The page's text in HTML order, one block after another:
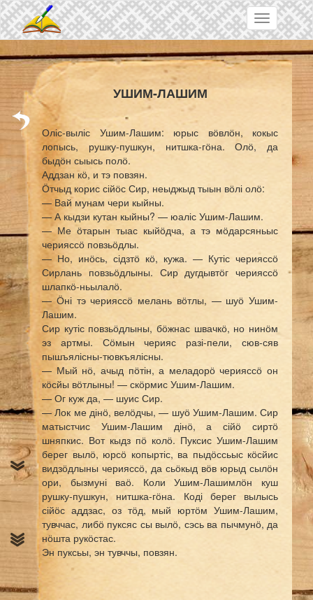
Skip to main content
Toggle
navigation
УШИМ-ЛАШИМ
Оліс-выліс Ушим-Лашим: юрыс вӧвлӧн, кокыс
лопысь, рушку-пушкун, нитшка-гӧна. Олӧ, да
быдӧн сыысь полӧ.
Аддзан кӧ, и тэ повзян.
Ӧтчыд корис сійӧс Сир, неыджыд тыын вӧлі олӧ:
— Вай мунам чери кыйны.
— А кыдзи кутан кыйны? — юаліс Ушим-Лашим.
— Ме ӧтарын тыас кыйӧдча, а тэ мӧдарсяньыс
черияссӧ повзьӧдлы.
— Но, инӧсь, сідзтӧ кӧ, кужа. — Кутіс черияссӧ
Сирлань повзьӧдлыны. Сир дугдывтӧг черияссӧ
шлапкӧ-ньылалӧ.
— Ӧні тэ черияссӧ мелань вӧтлы, — шуӧ Ушим-
Лашим.
Сир кутіс повзьӧдлыны, бӧжнас швачкӧ, но нинӧм
эз артмы. Сӧмын черияс разі-пели, сюв-сяв
пышъялісны-тювкъялісны.
— Мый нӧ, ачыд пӧтін, а меладорӧ черияссӧ он
кӧсйы вӧтлыны! — скӧрмис Ушим-Лашим.
— Ог куж да, — шуис Сир.
— Лок ме дінӧ, велӧдчы, — шуӧ Ушим-Лашим. Сир
матыстчис Ушим-Лашим дінӧ, а сійӧ сиртӧ
шняпкис. Вот кыдз пӧ колӧ. Пуксис Ушим-Лашим
берег вылӧ, юрсӧ копыртіс, ва пыдӧссьыс кӧсйис
видзӧдлыны черияссӧ, да сьӧкыд вӧв юрыд сылӧн
ори, бызмуні ваӧ. Коли Ушим-Лашимлӧн куш
рушку-пушкун, нитшка-гӧна. Коді берег вылысь
сійӧс аддзас, оз тӧд, мый юртӧм Ушим-Лашим,
тувччас, либӧ пуксяс сы вылӧ, сэсь ва пычмунӧ, да
нӧшта рукӧстас.
Эн пуксьы, эн тувччы, повзян.